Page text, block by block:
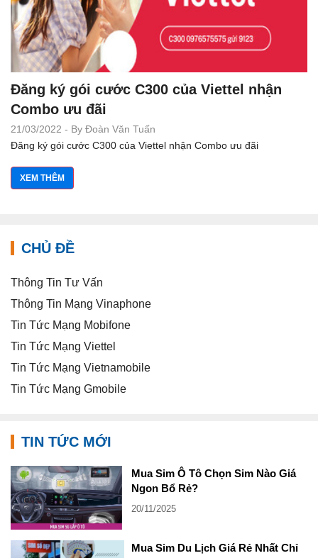
Đăng ký gói cước C300 của Viettel nhận
Combo ưu đãi
21/03/2022 - By Đoàn Văn Tuấn
Đăng ký gói cước C300 của Viettel nhận Combo ưu đãi
XEM THÊM
CHỦ ĐỀ
Thông Tin Tư Vấn
Thông Tin Mạng Vinaphone
Tin Tức Mạng Mobifone
Tin Tức Mạng Viettel
Tin Tức Mạng Vietnamobile
Tin Tức Mạng Gmobile
TIN TỨC MỚI
Mua Sim Ô Tô Chọn Sim Nào Giá
Ngon Bổ Rẻ?
20/11/2025
Mua Sim Du Lịch Giá Rẻ Nhất Chỉ